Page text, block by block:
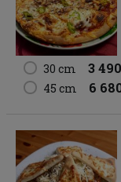
30 cm 3
45 cm 6